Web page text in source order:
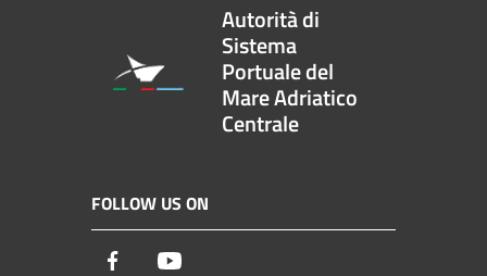
Autorità di
Sistema
Portuale del
Mare Adriatico
Centrale
FOLLOW US ON
Facebook